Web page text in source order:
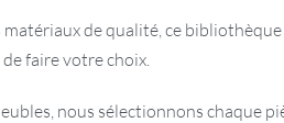
matériaux de qualité, ce
faire votre choix.
nous sélectionnons chaque